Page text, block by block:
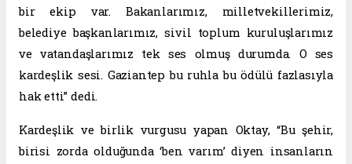
bir ekip var. Bakanlarımız, milletvekillerimiz,
belediye başkanlarımız, sivil toplum kuruluşlarımız
ve vatandaşlarımız tek ses olmuş durumda. O ses
kardeşlik sesi. Gaziantep bu ruhla bu ödülü fazlasıyla
hak etti” dedi.
Kardeşlik ve birlik vurgusu yapan Oktay, “Bu şehir,
birisi zorda olduğunda ‘ben varım’ diyen insanların